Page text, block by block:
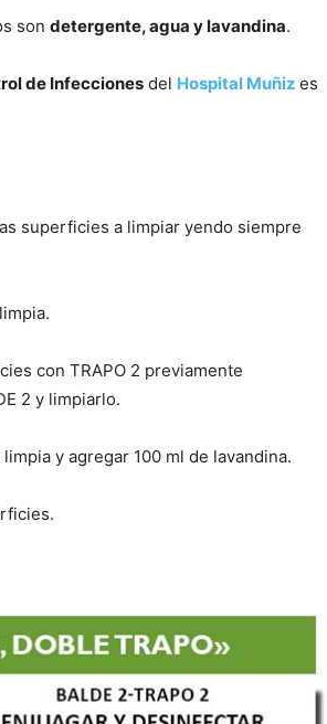
son detergente, agua y lavandina.
de Infecciones del Hospital Muñiz es
superficies a limpiar yendo siempre
con TRAPO 2 previamente
2 y limpiarlo.
y agregar 100 ml de lavandina.